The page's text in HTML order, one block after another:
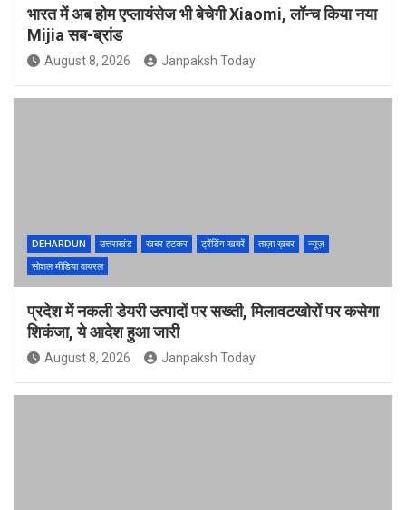
भारत में अब होम एप्लायंसेज भी बेचेगी Xiaomi, लॉन्च किया नया
Mijia सब-ब्रांड
August 8, 2026 Janpaksh Today
DEHARDUN उत्तराखंड खबर हटकर ट्रेंडिंग खबरें ताज़ा ख़बर
न्यूज़
सोशल मीडिया वायरल
प्रदेश में नकली डेयरी उत्पादों पर सख्ती, मिलावटखोरों पर कसेगा
शिकंजा, ये आदेश हुआ जारी
August 8, 2026 Janpaksh Today